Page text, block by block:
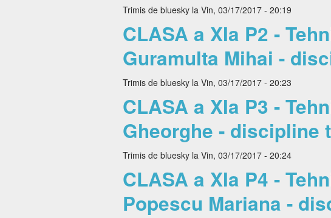
Trimis de bluesky la Vin, 03/17/2017 - 20:19
CLASA a XIa P2 -
Guramulta Mihai -
Trimis de bluesky la Vin, 03/17/2017 - 20:23
CLASA a XIa P3 -
Gheorghe - discipline
Trimis de bluesky la Vin, 03/17/2017 - 20:24
CLASA a XIa P4 -
Popescu Mariana -